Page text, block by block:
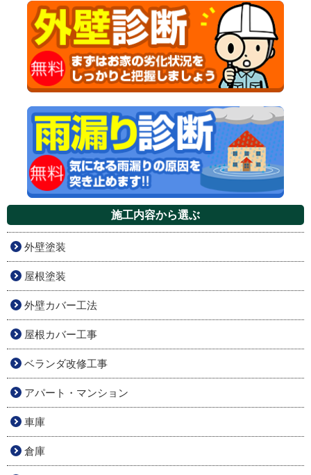
施工内容から選ぶ
外壁塗装
屋根塗装
外壁カバー工法
屋根カバー工事
ベランダ改修工事
アパート・マンション
車庫
倉庫